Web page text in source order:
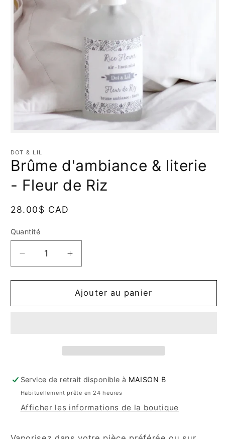
média
1
dans
une
fenêtre
modale
DOT & LIL
Brûme d'ambiance & literie
- Fleur de Riz
Prix
28.00$ CAD
Quantité
Quantité
Réduire
la
quantité
Brûme
Riz
Augmenter
la
quantité
de
Brûme
Riz
Ajouter au panier
Service de retrait disponible à MAISON B
Habituellement prête en 24 heures
Afficher les informations de la boutique